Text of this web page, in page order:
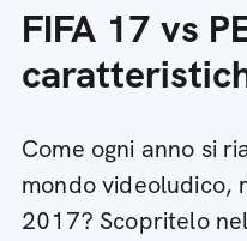
FIFA 17 vs
Come ogni anno si
mondo videoludico,
2017? Scopritelo